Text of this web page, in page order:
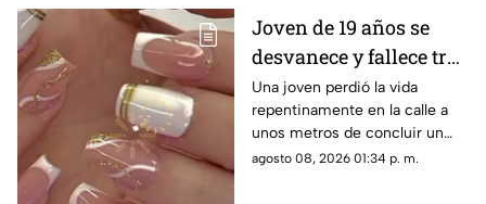
Joven de 19 años se
desvanece y fallece tras
ponerse uñas en
Coahuila
Una joven perdió la vida
repentinamente en la calle a
unos metros de concluir un
servicio de uñas. Autoridades
agosto 08, 2026 01:34 p. m.